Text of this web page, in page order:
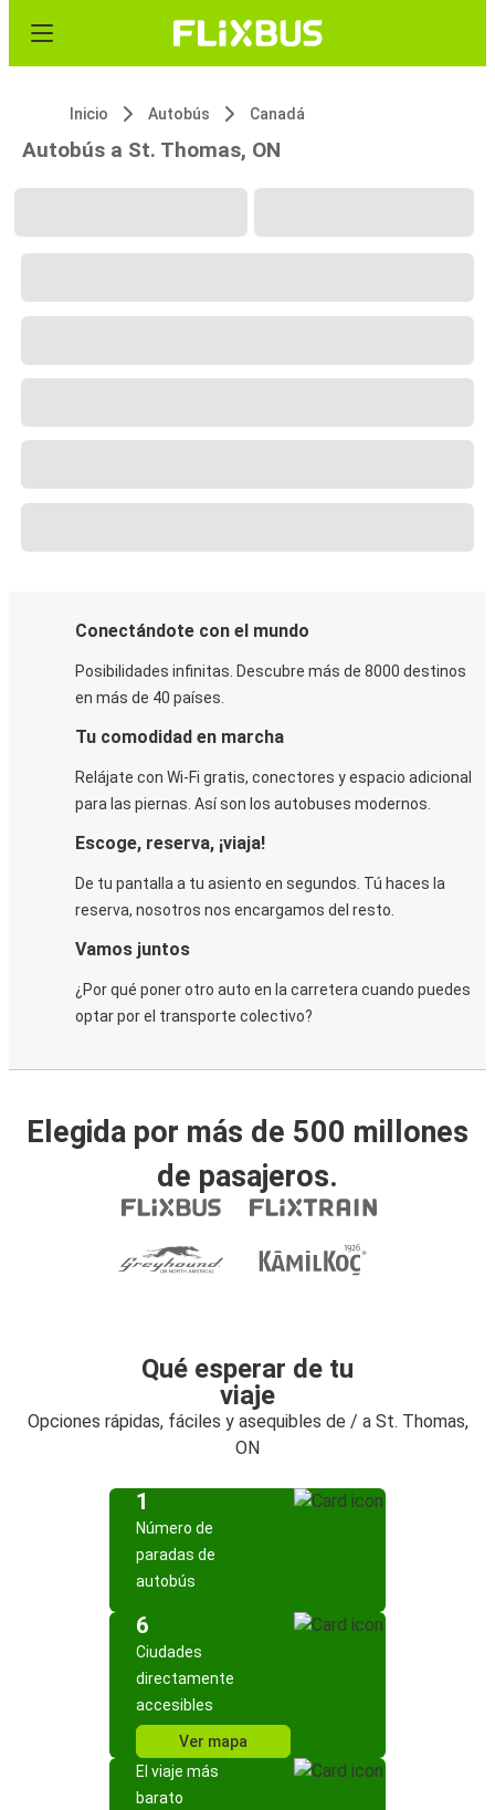
Inicio Autobús Canadá
Autobús a St. Thomas, ON
Conectándote con el mundo
Posibilidades infinitas. Descubre más de 8000 destinos
en más de 40 países.
Tu comodidad en marcha
Relájate con Wi-Fi gratis, conectores y espacio adicional
para las piernas. Así son los autobuses modernos.
Escoge, reserva, ¡viaja!
De tu pantalla a tu asiento en segundos. Tú haces la
reserva, nosotros nos encargamos del resto.
Vamos juntos
¿Por qué poner otro auto en la carretera cuando puedes
optar por el transporte colectivo?
Elegida por más de 500 millones
de pasajeros.
Qué esperar de tu
viaje
Opciones rápidas, fáciles y asequibles de / a St. Thomas,
ON
1
Número de
paradas de
autobús
6
Ciudades
directamente
accesibles
Ver mapa
El viaje más
barato